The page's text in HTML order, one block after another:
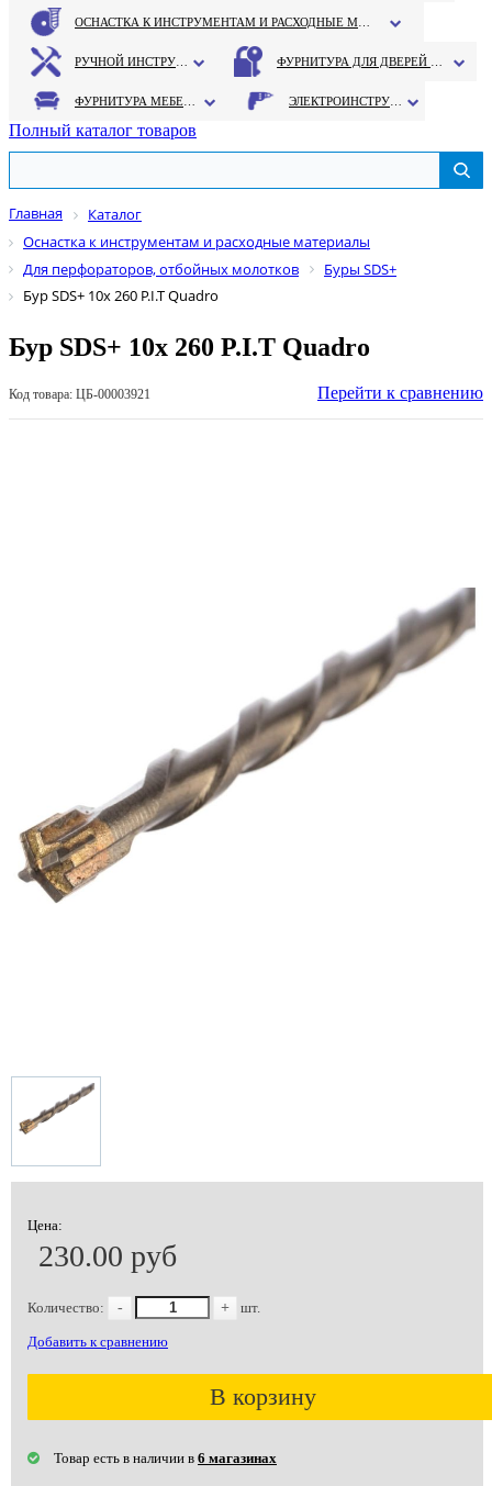
Полный каталог товаров
Главная
Каталог
Оснастка к инструментам и расходные материалы
Для перфораторов, отбойных молотков
Буры SDS+
Бур SDS+ 10х 260 P.I.T Quadro
Бур SDS+ 10х 260 P.I.T Quadro
Код товара: ЦБ-00003921 Перейти к сравнению
Цена:
230.00 руб
Количество: - + шт.
Добавить к сравнению
В корзину
Товар есть в наличии в 6 магазинах